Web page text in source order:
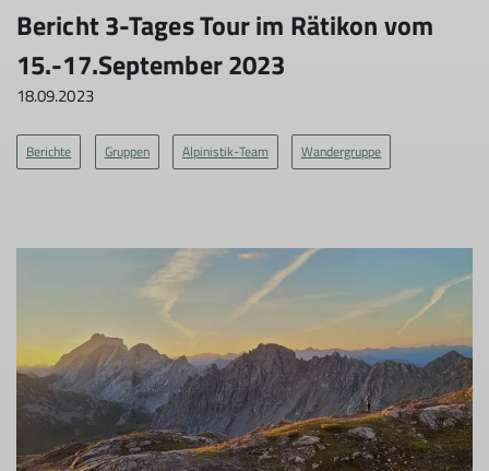
Bericht 3-Tages Tour im Rätikon vom
15.-17.September 2023
18.09.2023
Berichte Gruppen Alpinistik-Team Wandergruppe